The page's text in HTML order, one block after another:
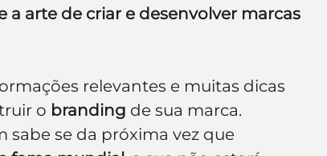
a arte de criar e desenvolver marcas
relevantes e muitas dicas
o branding de sua marca.
sabe se da próxima vez que